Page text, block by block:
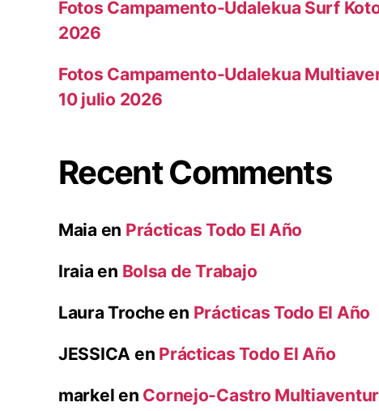
Fotos Campamento-Udalekua Surf
2026
Fotos Campamento-Udalekua
10 julio 2026
Recent Comments
Maia en Prácticas Todo El Año
Iraia en Bolsa de Trabajo
Laura Troche en Prácticas Todo El Año
JESSICA en Prácticas Todo El Año
markel en Cornejo-Castro